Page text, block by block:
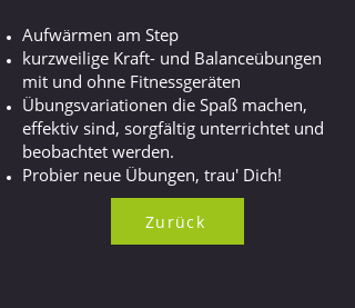
Aufwärmen am Step
kurzweilige Kraft- und Balanceübungen
mit und ohne Fitnessgeräten
Übungsvariationen die Spaß machen,
effektiv sind, sorgfältig unterrichtet und
beobachtet werden.
Probier neue Übungen, trau' Dich!
Zurück